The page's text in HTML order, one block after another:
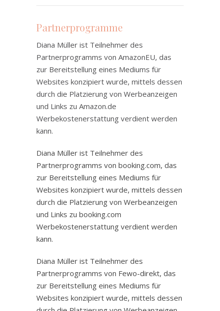
Partnerprogramme
Diana Müller ist Teilnehmer des
Partnerprogramms von AmazonEU, das
zur Bereitstellung eines Mediums für
Websites konzipiert wurde, mittels dessen
durch die Platzierung von Werbeanzeigen
und Links zu Amazon.de
Werbekostenerstattung verdient werden
kann.
Diana Müller ist Teilnehmer des
Partnerprogramms von booking.com, das
zur Bereitstellung eines Mediums für
Websites konzipiert wurde, mittels dessen
durch die Platzierung von Werbeanzeigen
und Links zu booking.com
Werbekostenerstattung verdient werden
kann.
Diana Müller ist Teilnehmer des
Partnerprogramms von Fewo-direkt, das
zur Bereitstellung eines Mediums für
Websites konzipiert wurde, mittels dessen